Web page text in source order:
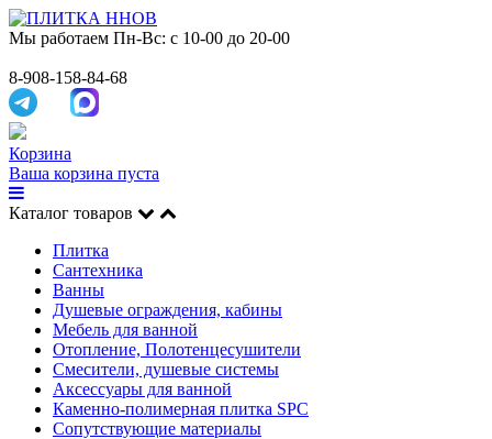
Мы работаем Пн-Вс: с 10-00 до 20-00
8-908-158-84-68
Корзина
Ваша корзина пуста
Каталог товаров
Плитка
Сантехника
Ванны
Душевые ограждения, кабины
Мебель для ванной
Отопление, Полотенцесушители
Смесители, душевые системы
Аксессуары для ванной
Каменно-полимерная плитка SPC
Сопутствующие материалы